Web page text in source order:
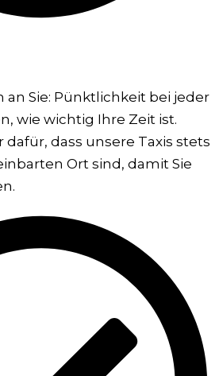
an Sie: Pünktlichkeit bei jeder
wie wichtig Ihre Zeit ist.
dass unsere Taxis stets
Ort sind, damit Sie